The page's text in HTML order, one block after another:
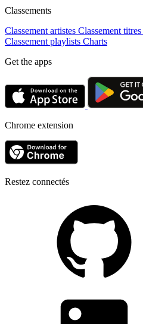
Classements
Classement artistes Classement titres
Classement playlists Charts
Get the apps
Chrome extension
Restez connectés